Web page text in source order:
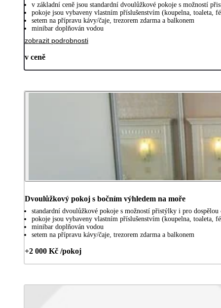
v základní ceně jsou standardní dvoulůžkové pokoje s možností
pokoje jsou vybaveny vlastním příslušenstvím (koupelna, toaleta,
setem na přípravu kávy/čaje, trezorem zdarma a balkonem
minibar doplňován vodou
zobrazit podrobnosti
v ceně
Dvoulůžkový pokoj s bočním výhledem na moře
standardní dvoulůžkové pokoje s možností přistýlky i pro dospělou
pokoje jsou vybaveny vlastním příslušenstvím (koupelna, toaleta,
minibar doplňován vodou
setem na přípravu kávy/čaje, trezorem zdarma a balkonem
+2 000 Kč /pokoj